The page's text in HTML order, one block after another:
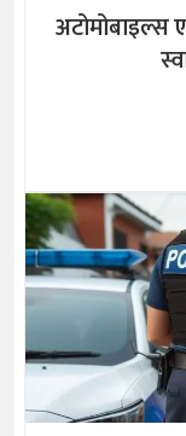
अटोमोबाइल्स